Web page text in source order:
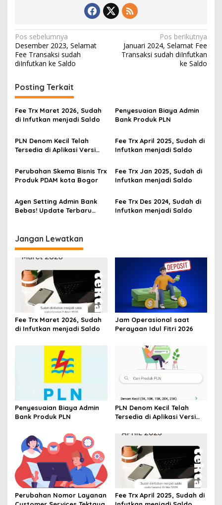
Navigasi
pos
Pos sebelumnya
Desember 2023, Selamat
Fee Transaksi sudah
diInfutkan ke Saldo
Pos berikutnya
Januari 2024, Selamat Fee
Transaksi sudah diInfutkan
ke Saldo
Posting Terkait
Fee Trx Maret 2026, Sudah
di Infutkan menjadi Saldo
Penyesuaian Biaya Admin
Bank Produk PLN
PLN Denom Kecil Telah
Tersedia di Aplikasi Versi
Fee Trx April 2025, Sudah di
Infutkan menjadi Saldo
Perubahan Skema Bisnis Trx
Produk PDAM kota Bogor
Fee Trx Jan 2025, Sudah di
Infutkan menjadi Saldo
Agen Setting Admin Bank
Bebas! Update Terbaru
Fee Trx Des 2024, Sudah di
Infutkan menjadi Saldo
Jangan Lewatkan
Fee Trx Maret 2026, Sudah
di Infutkan menjadi Saldo
Jam Operasional saat
Perayaan Idul Fitri 2026
Penyesuaian Biaya Admin
Bank Produk PLN
PLN Denom Kecil Telah
Tersedia di Aplikasi Versi
Perubahan Nomor Layanan
Fee Trx April 2025, Sudah di